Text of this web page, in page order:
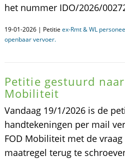
het nummer IDO/2026/
19-01-2026 | Petitie ex-Rmt & WL
openbaar vervoer.
Petitie gestuurd naar
Mobiliteit
Vandaag 19/1/2026 is de
handtekeningen per mail
FOD Mobiliteit met de
maatregel terug te